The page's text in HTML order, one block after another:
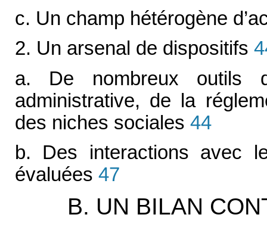
c. Un champ hétérogène
2. Un arsenal de dispositifs
a. De nombreux outils
administrative, de la
des niches sociales 44
b. Des interactions avec
évaluées 47
B. UN BILAN